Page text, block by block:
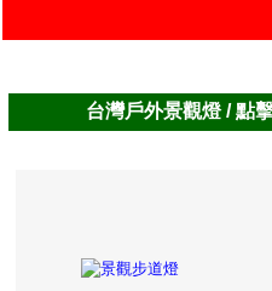
台灣戶外景觀燈 / 點